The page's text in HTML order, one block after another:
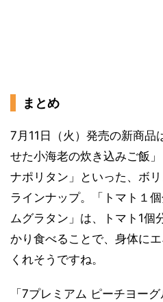
まとめ
7月11日（火）発売の新商品
せた小海老の炊き込みご飯
ナポリタン」といった、ボ
ラインナップ。「トマト１
ムグラタン」は、トマト1個
かり食べることで、身体に
くれそうですね。
「7プレミアム ピーチヨー